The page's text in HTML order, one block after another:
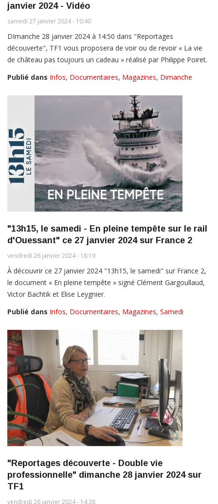
janvier 2024 - Vidéo
samedi 27 janvier 2024 - 10:40
DImanche 28 janvier 2024 à 14:50 dans "Reportages
découverte", TF1 vous proposera de voir ou de revoir « La vie
de château pas toujours un cadeau » réalisé par Philippe Poiret.
Publié dans Infos, Documentaires, Magazines, Dimanche
"13h15, le samedi - En pleine tempête sur le rail
d'Ouessant" ce 27 janvier 2024 sur France 2
vendredi 26 janvier 2024 - 18:19
À découvrir ce 27 janvier 2024 "13h15, le samedi" sur France 2,
le document « En pleine tempête » signé Clément Gargoullaud,
Victor Bachtik et Elise Leygnier.
Publié dans Infos, Documentaires, Magazines, Samedi
"Reportages découverte - Double vie
professionnelle" dimanche 28 janvier 2024 sur
TF1
vendredi 26 janvier 2024 - 14:38